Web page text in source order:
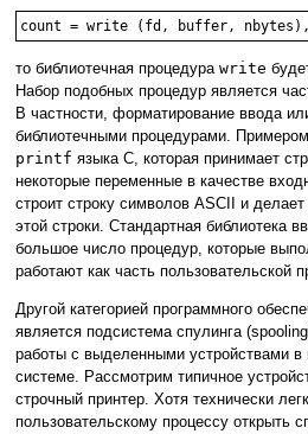
count = write (fd, buffer, nbytes),
то библиотечная процедура write
Набор подобных процедур является
В частности, форматирование ввода
библиотечными процедурами.
printf языка С, которая принимает
некоторые переменные в качестве
строит строку символов ASCII и
этой строки. Стандартная библиотека
большое число процедур, которые
работают как часть пользовательской
Другой категорией программного
является подсистема спулинга
работы с выделенными устройствами в
системе. Рассмотрим типичное
строчный принтер. Хотя технически
пользовательскому процессу открыть